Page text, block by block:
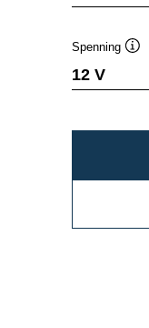
Spenning
12 V